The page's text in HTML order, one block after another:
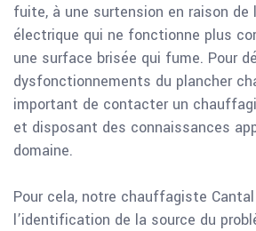
fuite, à une surtension en raison de
électrique qui ne fonctionne plus
une surface brisée qui fume. Pour
dysfonctionnements du plancher
important de contacter un
et disposant des connaissances
domaine.
Pour cela, notre chauffagiste
l’identification de la source du